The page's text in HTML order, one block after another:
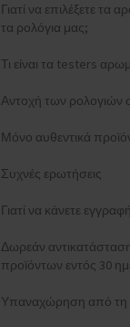
Γιατί να επιλέξετε τα
τα ρολόγια μας;
Τι είναι τα testers
Αντοχή των ρολογιών
Μόνο αυθεντικά
Συχνές ερωτήσεις
Γιατί να κάνετε
Δωρεάν
προϊόντων εντός 30
Υπαναχώρηση από